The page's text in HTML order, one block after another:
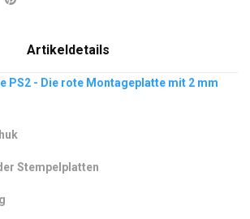
Artikeldetails
PS2 - Die rote Montageplatte mit 2 mm
Stempelplatten